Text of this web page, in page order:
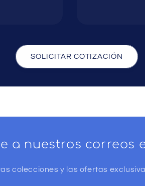
SOLICITAR COTIZACIÓN
a nuestros correos
colecciones y las ofertas